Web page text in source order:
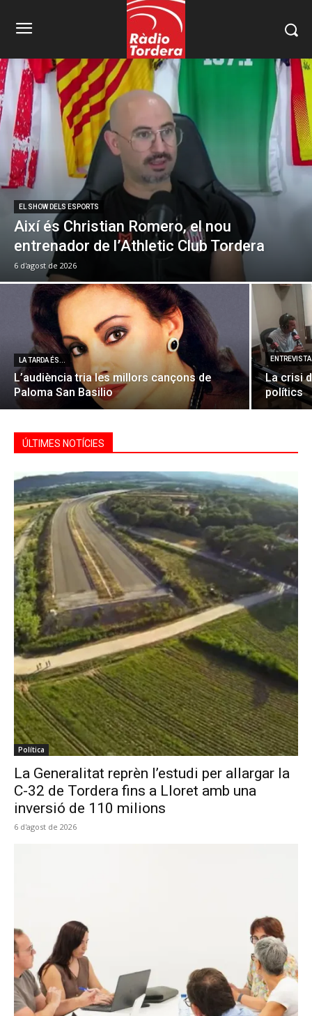
EL SHOW DELS ESPORTS
Així és Christian Romero, el nou
entrenador de l’Athletic Club Tordera
6 d'agost de 2026
LA TARDA ÉS...
L’audiència tria les millors cançons de
Paloma San Basilio
La crisi
polítics
ÚLTIMES NOTÍCIES
Política
La Generalitat reprèn l’estudi per allargar la
C-32 de Tordera fins a Lloret amb una
inversió de 110 milions
6 d'agost de 2026